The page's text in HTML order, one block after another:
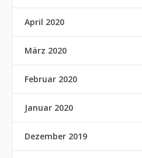
April 2020
März 2020
Februar 2020
Januar 2020
Dezember 2019